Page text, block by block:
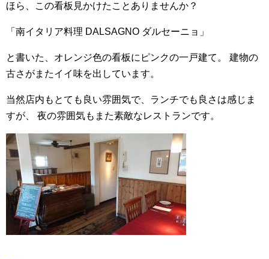
ほら、この看板見かけたことありませんか？
「南イタリア料理 DALSAGNO ダルセーニョ」
と書いた、オレンジ色の看板にピンクの一戸建て。
建物の
古さがまたイイ味を出しています。
当然店内もとても良い雰囲気で、ランチでも良さは感じま
すが、
夜の雰囲気もまた素敵なレストランです。